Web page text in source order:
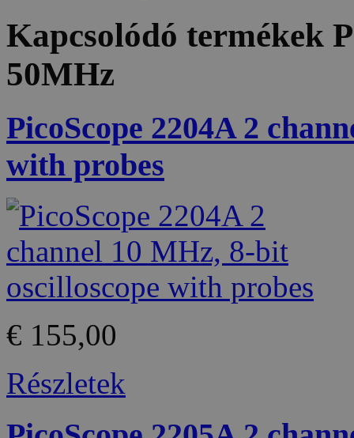
Kapcsolódó termékek
50MHz
PicoScope 2204A 2
with probes
€ 155,00
Részletek